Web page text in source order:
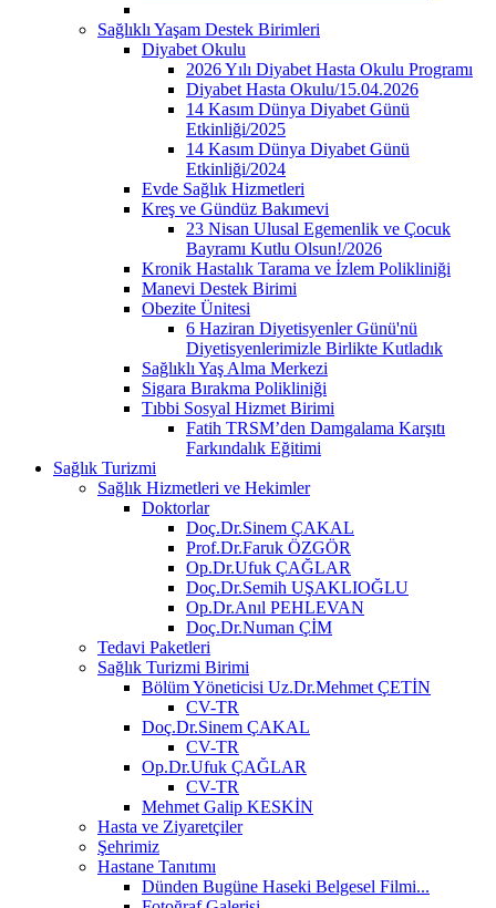
Sağlıklı Yaşam Destek Birimleri
Diyabet Okulu
2026 Yılı Diyabet Hasta Okulu Programı
Diyabet Hasta Okulu/15.04.2026
14 Kasım Dünya Diyabet Günü
Etkinliği/2025
14 Kasım Dünya Diyabet Günü
Etkinliği/2024
Evde Sağlık Hizmetleri
Kreş ve Gündüz Bakımevi
23 Nisan Ulusal Egemenlik ve Çocuk
Bayramı Kutlu Olsun!/2026
Kronik Hastalık Tarama ve İzlem Polikliniği
Manevi Destek Birimi
Obezite Ünitesi
6 Haziran Diyetisyenler Günü'nü
Diyetisyenlerimizle Birlikte Kutladık
Sağlıklı Yaş Alma Merkezi
Sigara Bırakma Polikliniği
Tıbbi Sosyal Hizmet Birimi
Fatih TRSM’den Damgalama Karşıtı
Farkındalık Eğitimi
Sağlık Turizmi
Sağlık Hizmetleri ve Hekimler
Doktorlar
Doç.Dr.Sinem ÇAKAL
Prof.Dr.Faruk ÖZGÖR
Op.Dr.Ufuk ÇAĞLAR
Doç.Dr.Semih UŞAKLIOĞLU
Op.Dr.Anıl PEHLEVAN
Doç.Dr.Numan ÇİM
Tedavi Paketleri
Sağlık Turizmi Birimi
Bölüm Yöneticisi Uz.Dr.Mehmet ÇETİN
CV-TR
Doç.Dr.Sinem ÇAKAL
CV-TR
Op.Dr.Ufuk ÇAĞLAR
CV-TR
Mehmet Galip KESKİN
Hasta ve Ziyaretçiler
Şehrimiz
Hastane Tanıtımı
Dünden Bugüne Haseki Belgesel Filmi...